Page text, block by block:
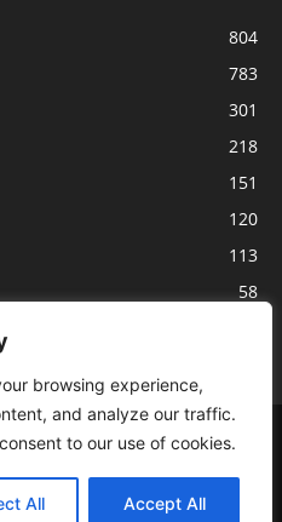
browsing experience,
and analyze our traffic.
to our use of cookies.
All Accept All
804
783
301
218
151
120
113
58
ΑΝΑΚΟΙΝΩΣΕΙΣ
ΓΥΝΑΙΚΩΝ
ΕΡΓΑΣΙΑΚΟ